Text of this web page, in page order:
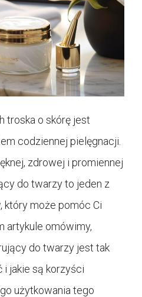
troska o skórę jest
codziennej pielęgnacji.
zdrowej i promiennej
do twarzy to jeden z
który może pomóc Ci
artykule omówimy,
do twarzy jest tak
i jakie są korzyści
użytkowania tego